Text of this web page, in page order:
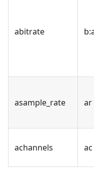
abitrate b
asample_rate ar
achannels ac